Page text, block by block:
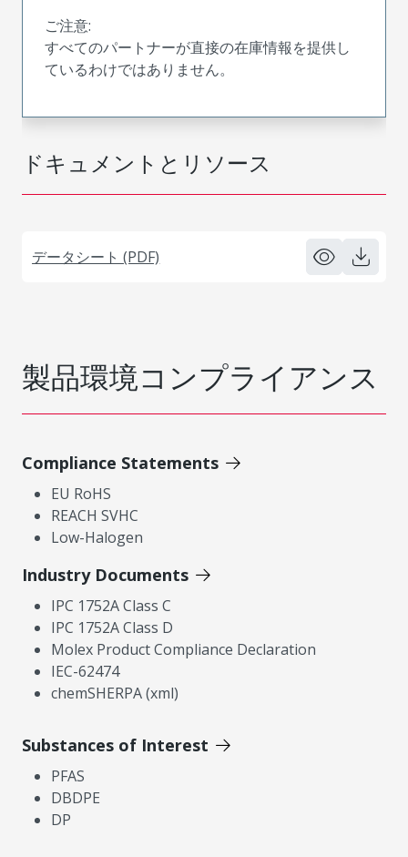
ドキュメントとリソース
データシート (PDF)
ご注意:
すべてのパートナーが直接の在庫情報を提供し
ているわけではありません。
製品環境コンプライアンス
Compliance Statements
EU RoHS
REACH SVHC
Low-Halogen
Industry Documents
IPC 1752A Class C
IPC 1752A Class D
Molex Product Compliance Declaration
IEC-62474
chemSHERPA (xml)
Substances of Interest
PFAS
DBDPE
DP